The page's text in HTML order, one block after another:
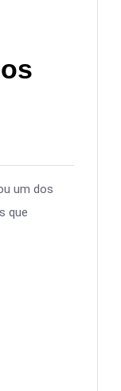
um dos
que